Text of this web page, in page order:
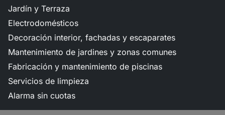
Jardín y Terraza
Electrodomésticos
Decoración interior, fachadas y escaparates
Mantenimiento de jardines y zonas comunes
Fabricación y mantenimiento de piscinas
Servicios de limpieza
Alarma sin cuotas